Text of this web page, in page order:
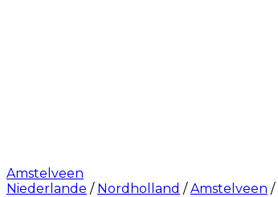
Amstelveen
Niederlande / Nordholland / Amstelveen /